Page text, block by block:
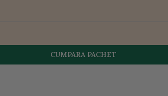
CUMPARA PACHET